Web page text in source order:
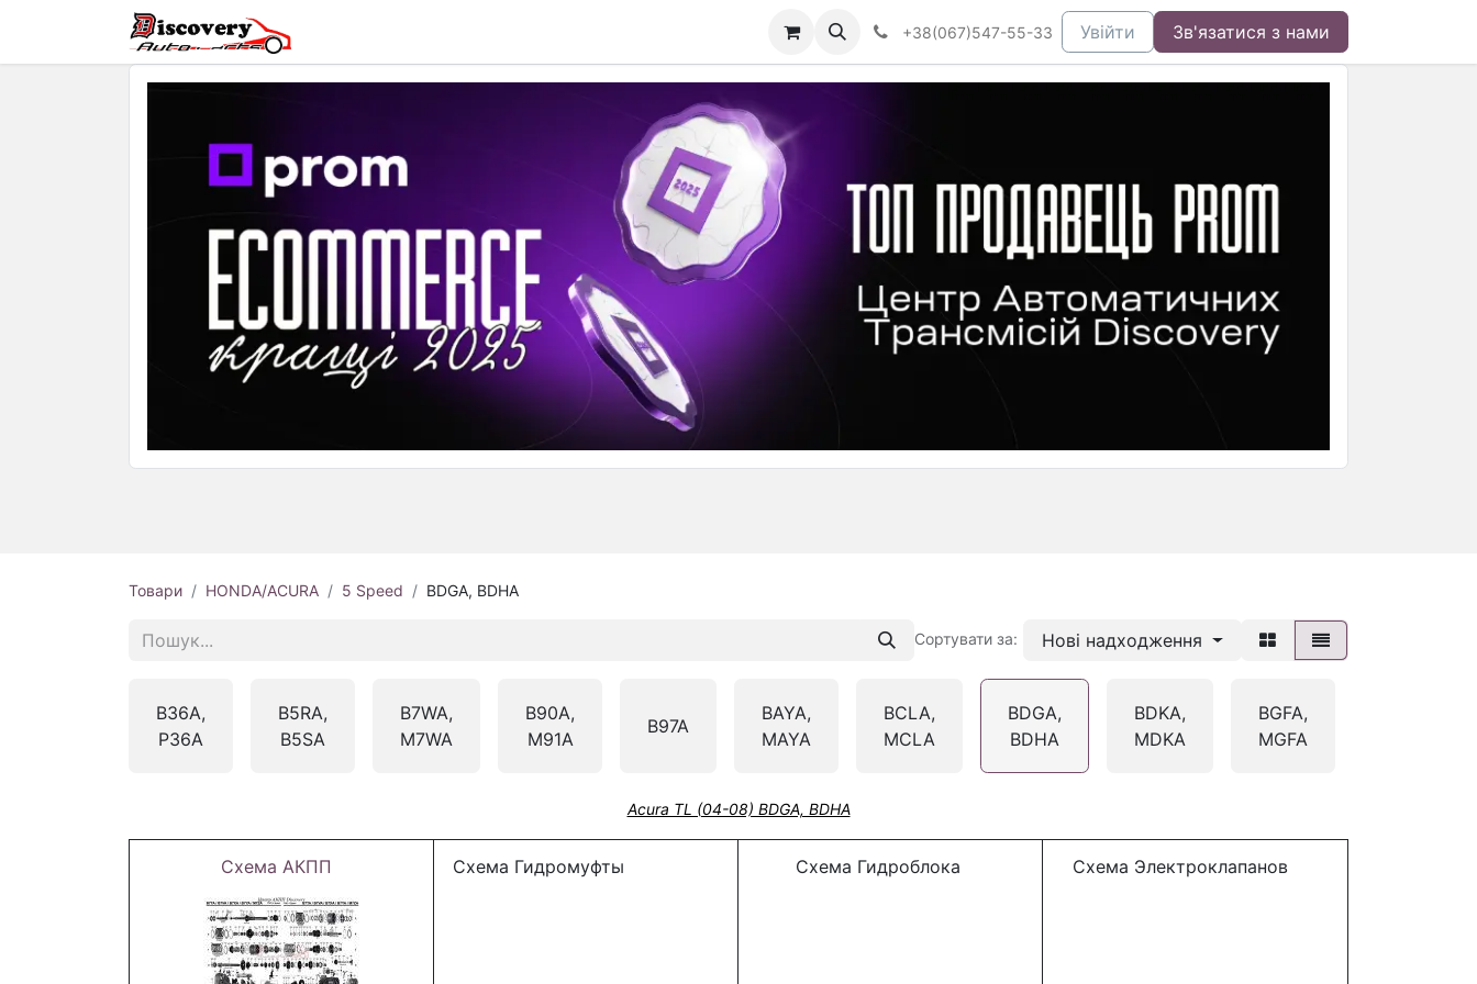
+38(067)547-55-33 Увійти Зв'язатися з нами
Товари HONDA/ACURA 5 Speed BDGA, BDHA
Сортувати за: Нові надходження
B36A,
P36A
B5RA,
B5SA
B7WA,
M7WA
B90A,
M91A
B97A
BAYA,
MAYA
BCLA,
MCLA
BDGA,
BDHA
BDKA,
MDKA
BGFA,
MGFA
Acura TL (04-08) BDGA, BDHA
Схема АКПП Схема Гидромуфты Схема Гидроблока Схема Электроклапанов